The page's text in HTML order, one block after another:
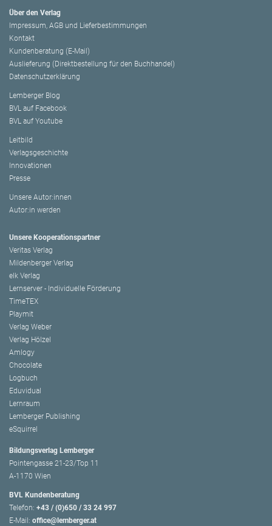
Über den Verlag
Impressum, AGB und Lieferbestimmungen
Kontakt
Kundenberatung (E-Mail)
Auslieferung (Direktbestellung für den Buchhandel)
Datenschutzerklärung
Lemberger Blog
BVL auf Facebook
BVL auf Youtube
Leitbild
Verlagsgeschichte
Innovationen
Presse
Unsere Autor:innen
Autor:in werden
Unsere Kooperationspartner
Veritas Verlag
Mildenberger Verlag
elk Verlag
Lernserver - Individuelle Förderung
TimeTEX
Playmit
Verlag Weber
Verlag Hölzel
Amlogy
Chocolate
Logbuch
Eduvidual
Lernraum
Lemberger Publishing
eSquirrel
Bildungsverlag Lemberger
Pointengasse 21-23/Top 11
A-1170 Wien
BVL Kundenberatung
Telefon: +43 / (0)650 / 33 24 997
E-Mail: office@lemberger.at